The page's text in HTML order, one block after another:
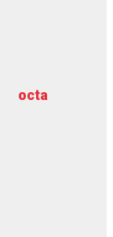
octa
dziļurbums